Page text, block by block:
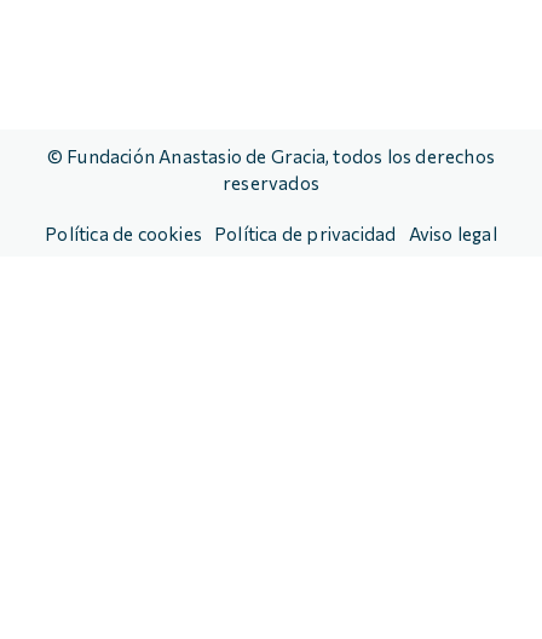
© Fundación Anastasio de Gracia, todos los derechos
reservados
Política de cookies Política de privacidad Aviso legal